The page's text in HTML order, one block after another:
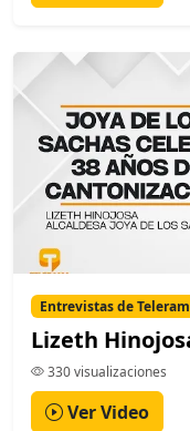
Entrevistas de
Lizeth
330 visualizaciones
Ver Video